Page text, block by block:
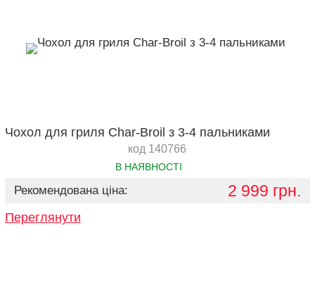
Чохол для гриля Char-Broil з 3-4 пальниками
код 140766
В НАЯВНОСТІ
Рекомендована ціна: 2 999 грн.
Переглянути